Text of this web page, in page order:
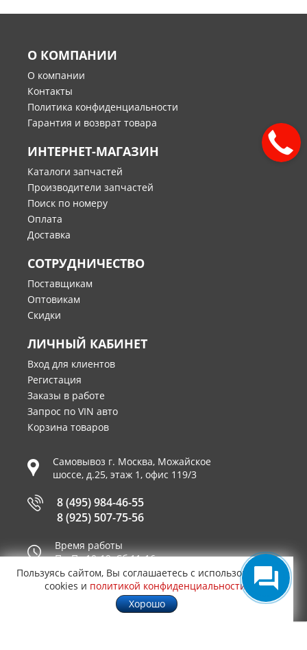
О КОМПАНИИ
О компании
Контакты
Политика конфиденциальности
Гарантия и возврат товара
ИНТЕРНЕТ-МАГАЗИН
Каталоги запчастей
Производители запчастей
Поиск по номеру
Оплата
Доставка
СОТРУДНИЧЕСТВО
Поставщикам
Оптовикам
Скидки
ЛИЧНЫЙ КАБИНЕТ
Вход для клиентов
Регистация
Заказы в работе
Запрос по VIN авто
Корзина товаров
Самовывоз г. Москва, Можайское
шоссе, д.25, этаж 1, офис 119/3
8 (495) 984-46-55
8 (925) 507-75-56
Время работы
Пн-Пт 10-19, Сб 11-16
Принимаем к оплате
Пользуясь сайтом, Вы соглашаетесь с использованием
cookies и политикой конфиденциальности
Хорошо